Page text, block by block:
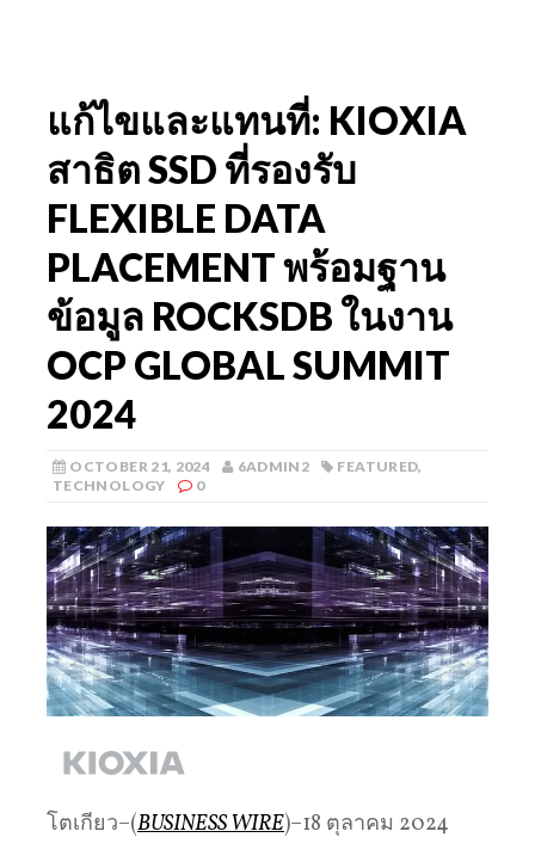
แก้ไขและแทนที่: KIOXIA
สาธิต SSD ที่รองรับ
FLEXIBLE DATA
PLACEMENT พร้อมฐาน
ข้อมูล ROCKSDB ในงาน
OCP GLOBAL SUMMIT
2024
OCTOBER 21, 2024 6ADMIN2 FEATURED,
TECHNOLOGY
0
โตเกียว–(BUSINESS WIRE)–18 ตุลาคม 2024